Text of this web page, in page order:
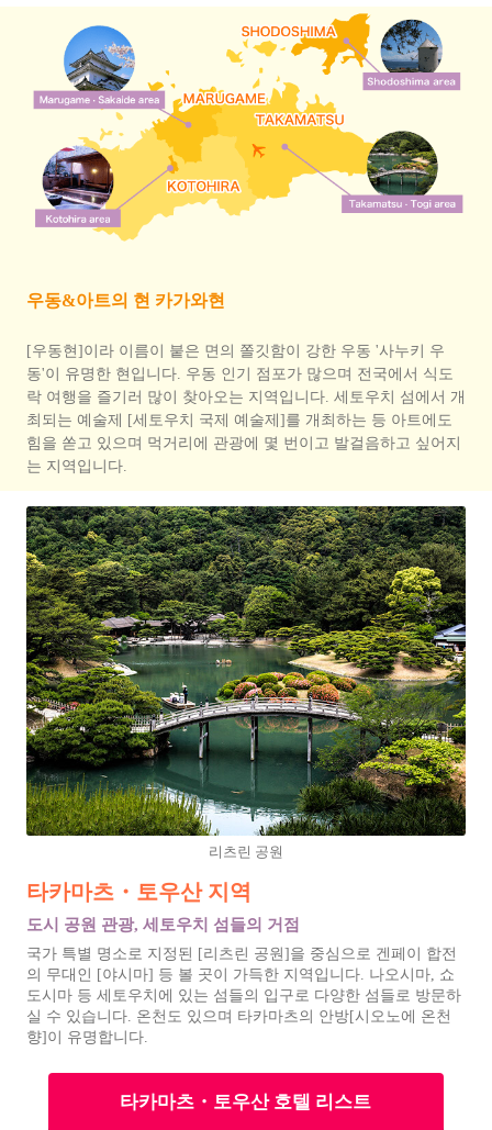
우동&아트의 현 카가와현
[우동현]이라 이름이 붙은 면의 쫄깃함이 강한 우동 '사누키 우
동'이 유명한 현입니다. 우동 인기 점포가 많으며 전국에서 식도
락 여행을 즐기러 많이 찾아오는 지역입니다. 세토우치 섬에서 개
최되는 예술제 [세토우치 국제 예술제]를 개최하는 등 아트에도
힘을 쏟고 있으며 먹거리에 관광에 몇 번이고 발걸음하고 싶어지
는 지역입니다.
리츠린 공원
타카마츠・토우산 지역
도시 공원 관광, 세토우치 섬들의 거점
국가 특별 명소로 지정된 [리츠린 공원]을 중심으로 겐페이 합전
의 무대인 [야시마] 등 볼 곳이 가득한 지역입니다. 나오시마, 쇼
도시마 등 세토우치에 있는 섬들의 입구로 다양한 섬들로 방문하
실 수 있습니다. 온천도 있으며 타카마츠의 안방[시오노에 온천
향]이 유명합니다.
타카마츠・토우산 호텔 리스트